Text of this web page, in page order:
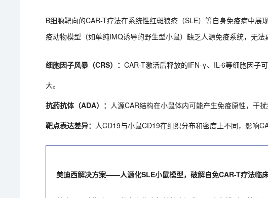
B细胞靶向的CAR-T疗法在系统性红斑狼疮（SLE）等自身免疫病中
疫动物模型（如单纯IMQ诱导的野生型小鼠）缺乏人源免疫系统，无法
细胞因子风暴（CRS）：CAR-T激活后释放的IFN-γ、IL-6等细胞因子
大。
抗药抗体（ADA）： 人源CAR结构在小鼠体内可能产生免疫原性，干扰
靶点表达差异： 人CD19与小鼠CD19在组织分布和密度上不同，影响
美迪西解决方案——人源化SLE小鼠模型，破解自免CAR-T疗法临